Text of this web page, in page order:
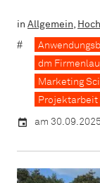
in Allgemein,
dm
Marketing
Projektarbeit
am